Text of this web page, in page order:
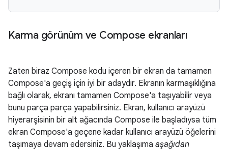
Karma görünüm ve Compose ekranları
Zaten biraz Compose kodu içeren bir ekran da tamamen
Compose'a geçiş için iyi bir adaydır. Ekranın karmaşıklığına
bağlı olarak, ekranı tamamen Compose'a taşıyabilir veya
bunu parça parça yapabilirsiniz. Ekran, kullanıcı arayüzü
hiyerarşisinin bir alt ağacında Compose ile başladıysa tüm
ekran Compose'a geçene kadar kullanıcı arayüzü öğelerini
taşımaya devam edersiniz. Bu yaklaşıma aşağıdan